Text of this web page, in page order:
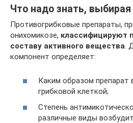
Что надо знать,
Противогрибковые препараты,
онихомикозе, классифицируют
составу активного вещества.
компонент определяет:
Каким образом препарат
грибковой клеткой;
Степень
различные виды